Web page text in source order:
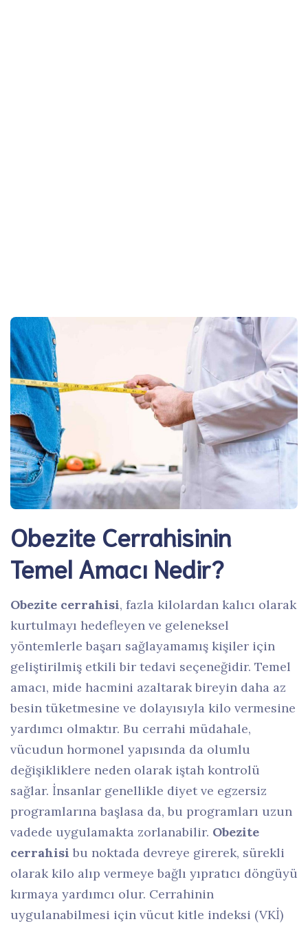
Obezite Cerrahisinin
Temel Amacı Nedir?
Obezite cerrahisi, fazla kilolardan kalıcı olarak
kurtulmayı hedefleyen ve geleneksel
yöntemlerle başarı sağlayamamış kişiler için
geliştirilmiş etkili bir tedavi seçeneğidir. Temel
amacı, mide hacmini azaltarak bireyin daha az
besin tüketmesine ve dolayısıyla kilo vermesine
yardımcı olmaktır. Bu cerrahi müdahale,
vücudun hormonel yapısında da olumlu
değişikliklere neden olarak iştah kontrolü
sağlar. İnsanlar genellikle diyet ve egzersiz
programlarına başlasa da, bu programları uzun
vadede uygulamakta zorlanabilir. Obezite
cerrahisi bu noktada devreye girerek, sürekli
olarak kilo alıp vermeye bağlı yıpratıcı döngüyü
kırmaya yardımcı olur. Cerrahinin
uygulanabilmesi için vücut kitle indeksi (VKİ)